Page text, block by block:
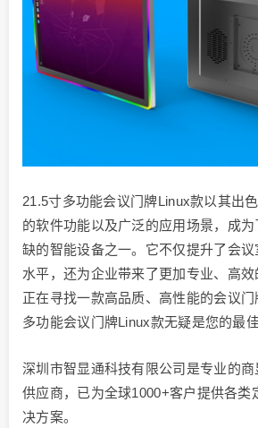
21.5寸多功能会议门牌Linux款以其出
的软件功能以及广泛的应用场景，成
缺的智能设备之一。它不仅提升了会
水平，还为企业带来了更加专业、高
正在寻找一款高品质、高性能的会议
多功能会议门牌Linux款无疑是您的最佳
深圳市智显通科技有限公司是专业的
供应商，已为全球1000+客户提供各类
决方案。